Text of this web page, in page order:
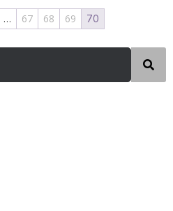
… 67 68 69 70